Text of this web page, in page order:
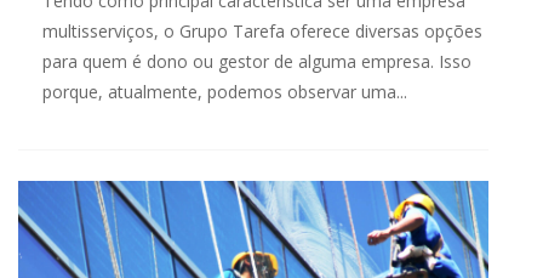
multisserviços, o Grupo Tarefa oferece diversas opções
para quem é dono ou gestor de alguma empresa. Isso
porque, atualmente, podemos observar uma...